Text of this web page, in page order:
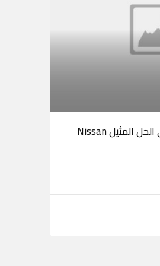
قطع غيار نيسان وانفنتي الحل المثيل Nissan